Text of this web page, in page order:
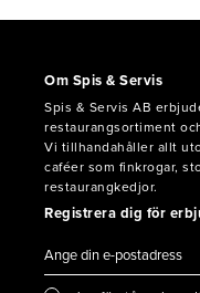
Om Spis & Servis
Spis & Servis AB
restaurangsortiment
Vi tillhandahåller allt
caféer som finkrogar,
restaurangkedjor.
Registrera dig för